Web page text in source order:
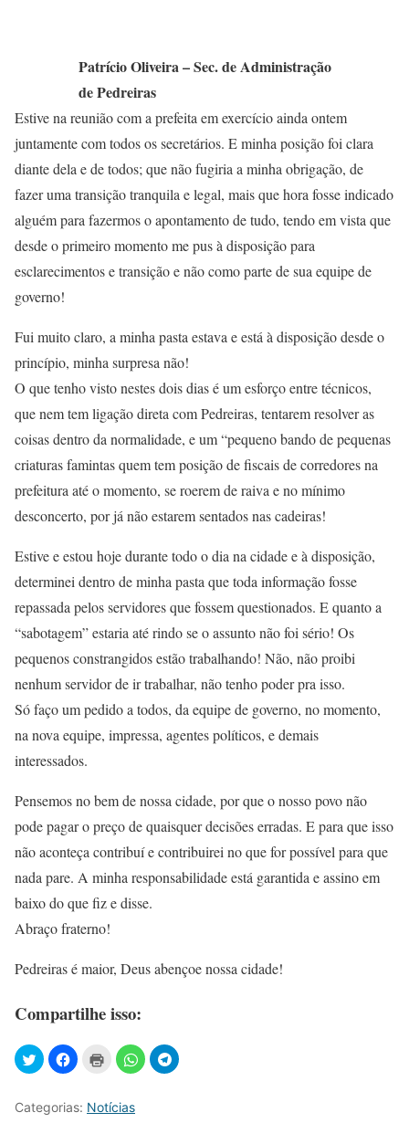
Patrício Oliveira – Sec. de Administração
de Pedreiras
Estive na reunião com a prefeita em exercício ainda ontem
juntamente com todos os secretários. E minha posição foi clara
diante dela e de todos; que não fugiria a minha obrigação, de
fazer uma transição tranquila e legal, mais que hora fosse indicado
alguém para fazermos o apontamento de tudo, tendo em vista que
desde o primeiro momento me pus à disposição para
esclarecimentos e transição e não como parte de sua equipe de
governo!
Fui muito claro, a minha pasta estava e está à disposição desde o
princípio, minha surpresa não!
O que tenho visto nestes dois dias é um esforço entre técnicos,
que nem tem ligação direta com Pedreiras, tentarem resolver as
coisas dentro da normalidade, e um “pequeno bando de pequenas
criaturas famintas quem tem posição de fiscais de corredores na
prefeitura até o momento, se roerem de raiva e no mínimo
desconcerto, por já não estarem sentados nas cadeiras!
Estive e estou hoje durante todo o dia na cidade e à disposição,
determinei dentro de minha pasta que toda informação fosse
repassada pelos servidores que fossem questionados. E quanto a
“sabotagem” estaria até rindo se o assunto não foi sério! Os
pequenos constrangidos estão trabalhando! Não, não proibi
nenhum servidor de ir trabalhar, não tenho poder pra isso.
Só faço um pedido a todos, da equipe de governo, no momento,
na nova equipe, impressa, agentes políticos, e demais
interessados.
Pensemos no bem de nossa cidade, por que o nosso povo não
pode pagar o preço de quaisquer decisões erradas. E para que isso
não aconteça contribuí e contribuirei no que for possível para que
nada pare. A minha responsabilidade está garantida e assino em
baixo do que fiz e disse.
Abraço fraterno!
Pedreiras é maior, Deus abençoe nossa cidade!
Compartilhe isso:
Categorias: Notícias